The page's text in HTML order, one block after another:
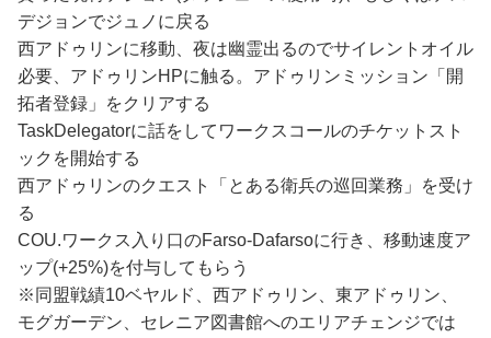
デジョンでジュノに戻る
西アドゥリンに移動、夜は幽霊出るのでサイレントオイル
必要、アドゥリンHPに触る。アドゥリンミッション「開
拓者登録」をクリアする
TaskDelegatorに話をしてワークスコールのチケットスト
ックを開始する
西アドゥリンのクエスト「とある衛兵の巡回業務」を受け
る
COU.ワークス入り口のFarso-Dafarsoに行き、移動速度ア
ップ(+25%)を付与してもらう
※同盟戦績10ベヤルド、西アドゥリン、東アドゥリン、
モグガーデン、セレニア図書館へのエリアチェンジでは